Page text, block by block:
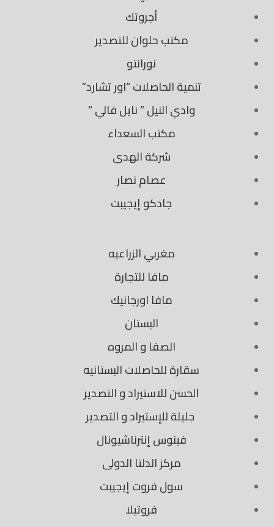
أجروتك
مكتب حلوان للتصدير
نورانتو
تنمية الحاصلات “اور تشارد”
وادي النيل ” نايل فالي “
مكتب السعداء
شركة الهدى
عصام نصار
جادكو إيجيبت
مغربي الزراعيه​​
مافا للتجارة
مافا اورجانيك
البستان
الصفا و المروه
سقارة للحاصلات البستانيه
الحسن للاستيراد و التصدير
جليلة للإستيراد و التصدير
فينوس إنترناشيونال
مركز الدلتا الدولى
سول فروت إيجيبت
فروتيلا